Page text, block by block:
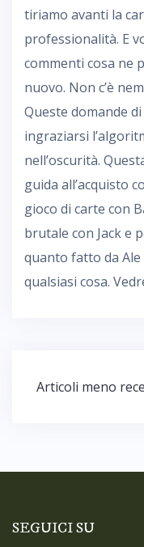
tiriamo avanti la
professionalità. E
commenti cosa ne
nuovo. Non c’è
Queste domande
ingraziarsi
nell’oscurità.
guida all’acquisto
gioco di carte con
brutale con Jack e
quanto fatto da
qualsiasi cosa.
Navigazione
Articoli meno
SEGUICI SU